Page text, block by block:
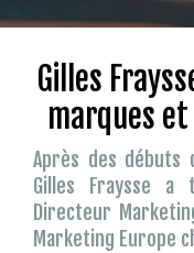
Gilles
marques
Après des débuts
Gilles Fraysse a
Directeur
Marketing Europe